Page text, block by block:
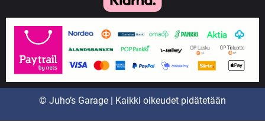
© Juho’s Garage | Kaikki oikeudet pidätetään